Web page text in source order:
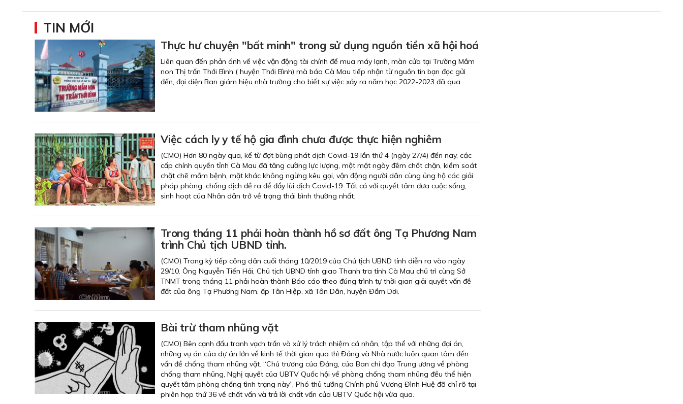
TIN MỚI
Thực hư chuyện "bất minh" trong sử dụng nguồn tiền xã hội hoá
Liên quan đến phản ánh về việc vận động tài chính để mua máy lạnh, màn cửa tại Trường Mầm
non Thị trấn Thới Bình ( huyện Thới Bình) mà báo Cà Mau tiếp nhận từ nguồn tin bạn đọc gửi
đến, đại diện Ban giám hiệu nhà trường cho biết sự việc xảy ra năm học 2022-2023 đã qua.
Việc cách ly y tế hộ gia đình chưa được thực hiện nghiêm
(CMO) Hơn 80 ngày qua, kể từ đợt bùng phát dịch Covid-19 lần thứ 4 (ngày 27/4) đến nay, các
cấp chính quyền tỉnh Cà Mau đã tăng cường lực lượng, một mặt ngày đêm chốt chặn, kiểm soát
chặt chẽ mầm bệnh, mặt khác không ngừng kêu gọi, vận động người dân cùng ủng hộ các giải
pháp phòng, chống dịch đề ra để đẩy lùi dịch Covid-19. Tất cả với quyết tâm đưa cuộc sống,
sinh hoạt của Nhân dân trở về trạng thái bình thường nhất.
Trong tháng 11 phải hoàn thành hồ sơ đất ông Tạ Phương Nam
trình Chủ tịch UBND tỉnh.
(CMO) Trong kỳ tiếp công dân cuối tháng 10/2019 của Chủ tịch UBND tỉnh diễn ra vào ngày
29/10. Ông Nguyễn Tiến Hải, Chủ tịch UBND tỉnh giao Thanh tra tỉnh Cà Mau chủ trì cùng Sở
TNMT trong tháng 11 phải hoàn thành Báo cáo theo đúng trình tự thời gian giải quyết vấn đề
đất của ông Tạ Phương Nam, ấp Tân Hiệp, xã Tân Dân, huyện Đầm Dơi.
Bài trừ tham nhũng vặt
(CMO) Bên cạnh đấu tranh vạch trần và xử lý trách nhiệm cá nhân, tập thể với những đại án,
những vụ án của dự án lớn về kinh tế thời gian qua thì Đảng và Nhà nước luôn quan tâm đến
vấn đề chống tham nhũng vặt. “Chủ trương của Đảng, của Ban chỉ đạo Trung ương về phòng
chống tham nhũng, Nghị quyết của UBTV Quốc hội về phòng chống tham nhũng đều thể hiện
quyết tâm phòng chống tình trạng này”, Phó thủ tướng Chính phủ Vương Đình Huệ đã chỉ rõ tại
phiên họp thứ 36 về chất vấn và trả lời chất vấn của UBTV Quốc hội vừa qua.